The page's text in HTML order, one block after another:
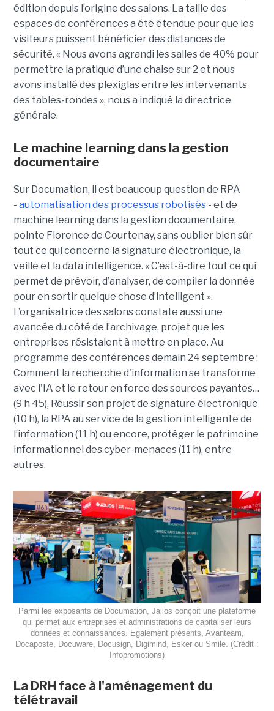
édition depuis l’origine des salons. La taille des
espaces de conférences a été étendue pour que les
visiteurs puissent bénéficier des distances de
sécurité. « Nous avons agrandi les salles de 40% pour
permettre la pratique d’une chaise sur 2 et nous
avons installé des plexiglas entre les intervenants
des tables-rondes », nous a indiqué la directrice
générale.
Le machine learning dans la gestion
documentaire
Sur Documation, il est beaucoup question de RPA
- automatisation des processus robotisés- et de
machine learning dans la gestion documentaire,
pointe Florence de Courtenay, sans oublier bien sûr
tout ce qui concerne la signature électronique, la
veille et la data intelligence. « C’est-à-dire tout ce qui
permet de prévoir, d’analyser, de compiler la donnée
pour en sortir quelque chose d’intelligent ».
L’organisatrice des salons constate aussi une
avancée du côté de l’archivage, projet que les
entreprises résistaient à mettre en place. Au
programme des conférences demain 24 septembre :
Comment la recherche d'information se transforme
avec l'IA et le retour en force des sources payantes…
(9 h 45), Réussir son projet de signature électronique
(10 h), la RPA au service de la gestion intelligente de
l’information (11 h) ou encore, protéger le patrimoine
informationnel des cyber-menaces (11 h), entre
autres.
Parmi les exposants de Documation, Jalios conçoit une plateforme
qui permet aux entreprises et administrations de capitaliser leurs
données et connaissances. Egalement présents, Avanteam,
Docaposte, Docuware, Docusign, Digimind, Esker ou Smile. (Crédit :
Infopromotions)
La DRH face à l'aménagement du
télétravail